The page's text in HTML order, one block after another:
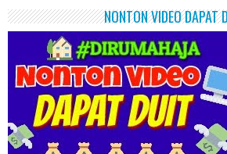
NONTON VIDEO DAPAT